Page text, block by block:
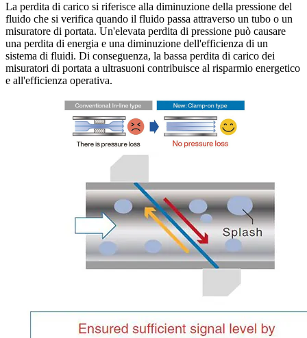
La perdita di carico si riferisce alla diminuzione della pressione del
fluido che si verifica quando il fluido passa attraverso un tubo o un
misuratore di portata. Un'elevata perdita di pressione può causare
una perdita di energia e una diminuzione dell'efficienza di un
sistema di fluidi. Di conseguenza, la bassa perdita di carico dei
misuratori di portata a ultrasuoni contribuisce al risparmio energetico
e all'efficienza operativa.